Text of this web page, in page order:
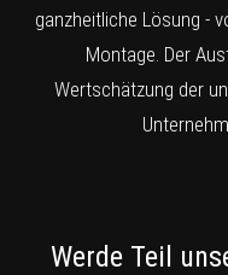
ganzheitliche Lösung -
Montage. Der
Wertschätzung der
Werde Teil